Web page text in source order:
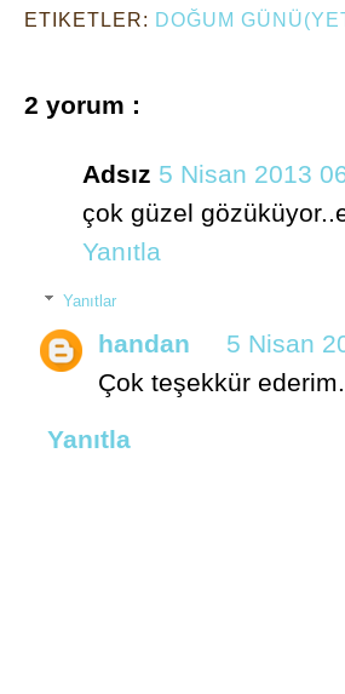
ETIKETLER: DOĞUM
2 yorum :
Adsız 5 Nisan 2013
çok güzel
Yanıtla
Yanıtlar
handan
5 Nisan
Çok teşekkür ederim.
Yanıtla